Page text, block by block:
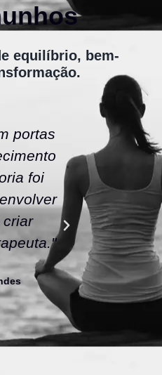
equilíbrio, bem-
portas
foi
criar
"A
escola
As
uma